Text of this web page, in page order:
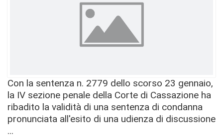
Con la sentenza n. 2779 dello scorso 23 gennaio,
la IV sezione penale della Corte di Cassazione ha
ribadito la validità di una sentenza di condanna
pronunciata all'esito di una udienza di discussione
...